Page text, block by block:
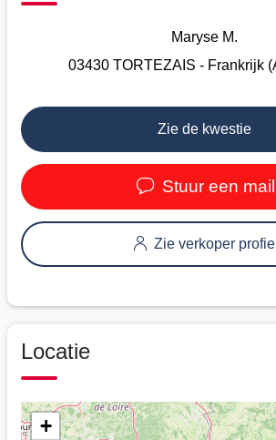
Maryse M.
03430 TORTEZAIS - Frankrijk
Zie de kwestie
Stuur een mail
Zie verkoper profiel
Locatie
+